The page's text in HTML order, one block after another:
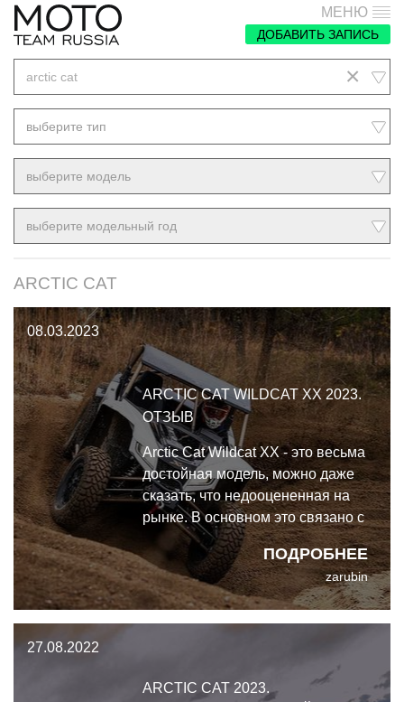
МЕНЮ
ДОБАВИТЬ ЗАПИСЬ
×
arctic cat
выберите тип
выберите модель
выберите модельный год
ARCTIC CAT
08.03.2023
ARCTIC CAT WILDCAT XX 2023.
ОТЗЫВ
ПОДРОБНЕЕ
Arctic Cat Wildcat XX - это весьма
достойная модель, можно даже
сказать, что недооцененная на
рынке. В основном это связано с
её выходом в неудачный момент,
когда будущее бренда виделось
откровенно туманным.
zarubin
27.08.2022
ARCTIC CAT 2023.